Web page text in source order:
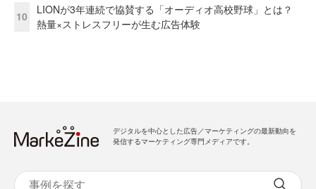
10
LIONが3年連続で協賛する「オーディオ高校野球」とは？
熱量×ストレスフリーが生む広告体験
デジタルを中心とした広告／マーケティングの最新動向を
発信するマーケティング専門メディアです。